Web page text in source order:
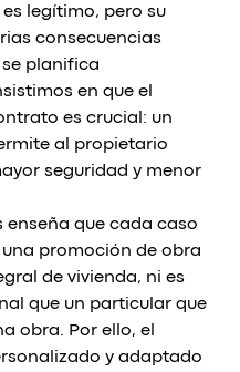
legítimo, pero su
consecuencias
planifica
en que el
es crucial: un
al propietario
seguridad y menor
enseña que cada caso
promoción de obra
de vivienda, ni es
que un particular que
obra. Por ello, el
y adaptado